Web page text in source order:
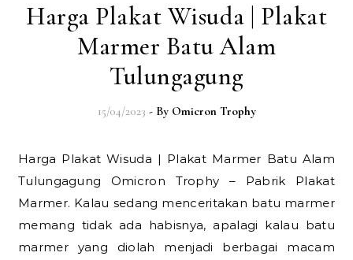
Harga Plakat Wisuda | Plakat
Marmer Batu Alam
Tulungagung
15/04/2023 - By Omicron Trophy
Harga Plakat Wisuda | Plakat Marmer Batu Alam
Tulungagung Omicron Trophy – Pabrik Plakat
Marmer. Kalau sedang menceritakan batu marmer
memang tidak ada habisnya, apalagi kalau batu
marmer yang diolah menjadi berbagai macam